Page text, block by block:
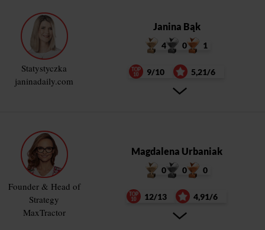
Statystyczka
janinadaily.com
Janina Bąk
4 0 1
9/10 5,21/6
Founder & Head of
Strategy
MaxTractor
Magdalena Urbaniak
0 0 0
12/13 4,91/6